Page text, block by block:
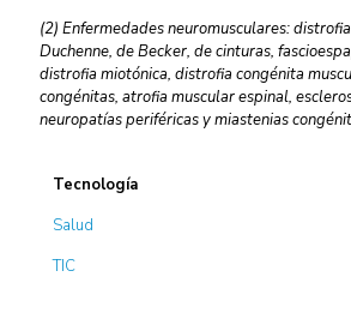
(2) Enfermedades neuromusculares:
Duchenne, de Becker, de cinturas,
distrofia miotónica, distrofia congénita
congénitas, atrofia muscular espinal,
neuropatías periféricas y miastenias
Tecnología
Salud
TIC